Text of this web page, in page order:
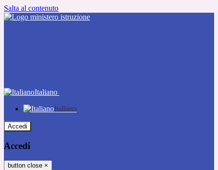
Salta al contenuto
Italiano
Italiano
Accedi
Accedi
button close ×